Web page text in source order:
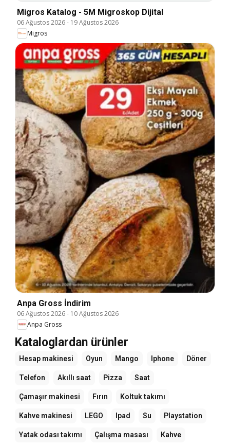
Migros Katalog - 5M Migroskop Dijital
06 Ağustos 2026- 19 Ağustos 2026
Migros
Anpa Gross İndirim
06 Ağustos 2026- 10 Ağustos 2026
Anpa Gross
Kataloglardan ürünler
Hesap makinesi Oyun Mango Iphone Döner
Telefon Akıllı saat Pizza Saat
Çamaşır makinesi Fırın Koltuk takımı
Kahve makinesi LEGO Ipad Su Playstation
Yatak odası takımı Çalışma masası Kahve